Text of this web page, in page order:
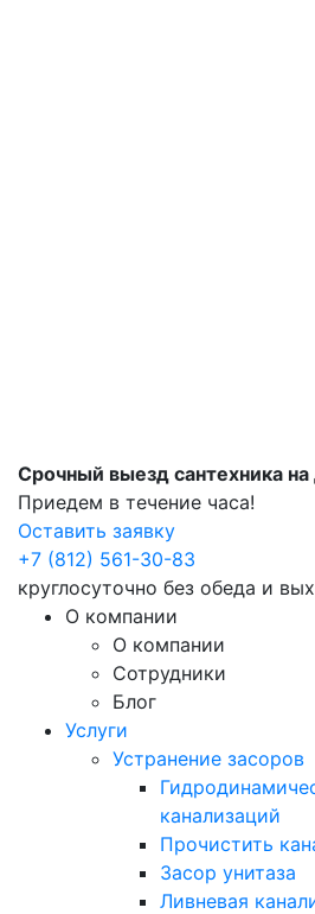
Срочный выезд сантехника
Приедем в течение часа!
Оставить заявку
+7 (812) 561-30-83
круглосуточно без обеда и
О компании
О компании
Сотрудники
Блог
Услуги
Устранение засоров
канализаций
Прочистить
Засор унитаза
Ливневая